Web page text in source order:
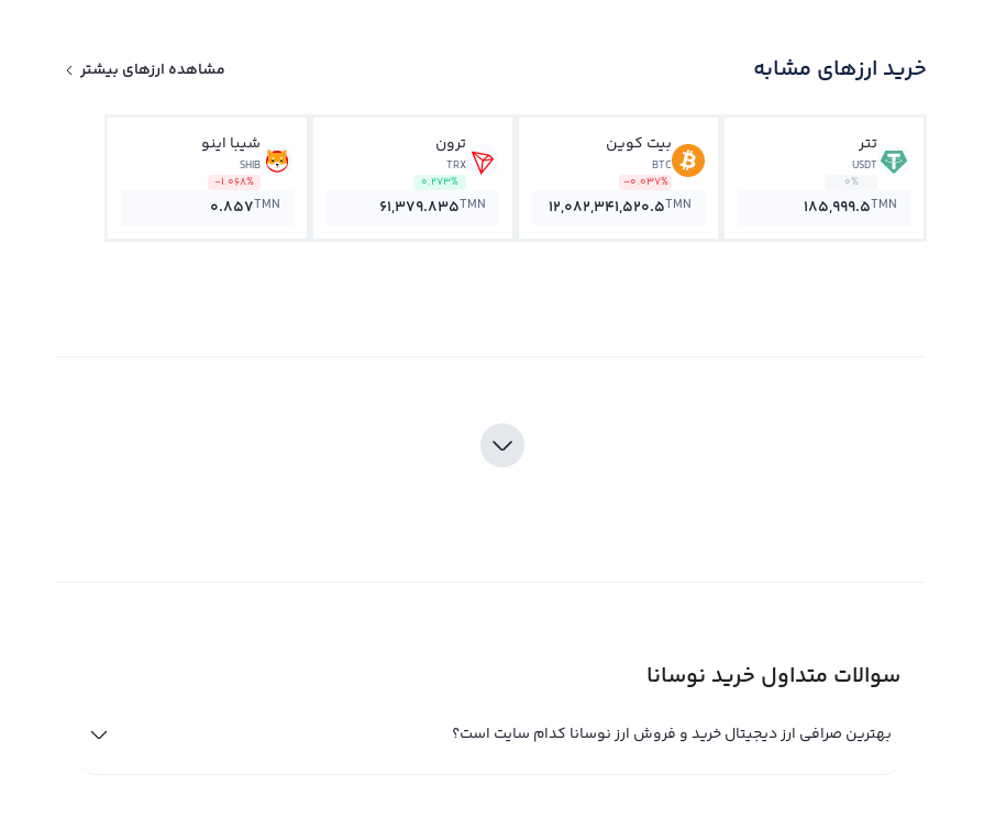
خرید ارزهای مشابه مشاهده ارزهای بیشتر
تتر
USDT
0%
185,999.5TMN
بیت کوین
BTC
-0.037%
12,082,341,520.5TMN
ترون
TRX
0.273%
61,379.835TMN
شیبا اینو
SHIB
-1.068%
0.857TMN
سوالات متداول خرید نوسانا
بهترین صرافی ارز دیجیتال خرید و فروش ارز نوسانا کدام سایت است؟